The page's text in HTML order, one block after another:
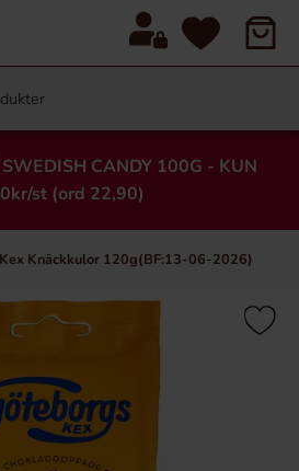
CANDY 100G - KUN
st (ord 22,90)
Knäckkulor 120g(BF:13-06-2026)
Heading
×